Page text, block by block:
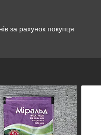
за рахунок покупця